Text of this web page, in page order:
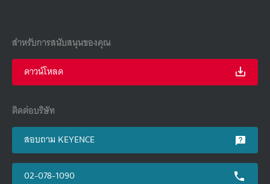
สำหรับการสนับสนุนของคุณ
ดาวน์โหลด
ติดต่อบริษัท
สอบถาม KEYENCE
02-078-1090